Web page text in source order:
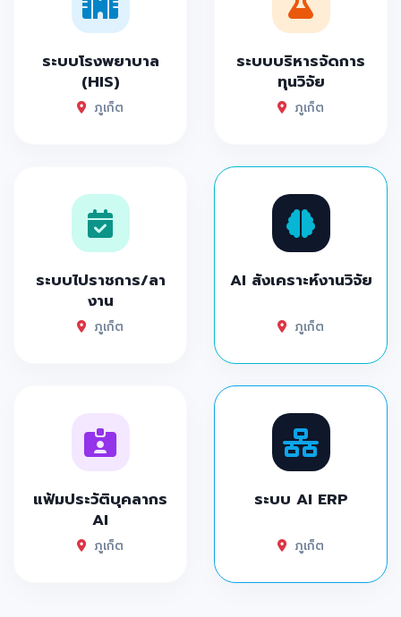
ระบบโรงพยาบาล
(HIS)
ภูเก็ต
ระบบบริหารจัดการ
ทุนวิจัย
ภูเก็ต
ระบบไปราชการ/ลา
งาน
ภูเก็ต
AI สังเคราะห์งานวิจัย
ภูเก็ต
แฟ้มประวัติบุคลากร
AI
ภูเก็ต
ระบบ AI ERP
ภูเก็ต